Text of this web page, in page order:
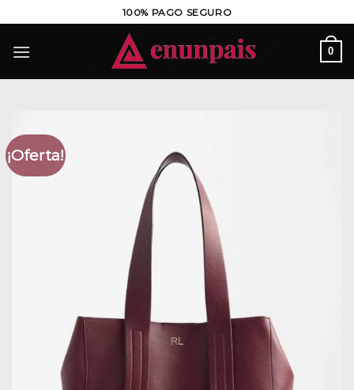
al
contenido
100% PAGO SEGURO
0
¡Oferta!